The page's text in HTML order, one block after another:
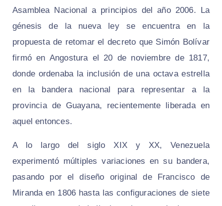
Asamblea Nacional a principios del año 2006. La
génesis de la nueva ley se encuentra en la
propuesta de retomar el decreto que Simón Bolívar
firmó en Angostura el 20 de noviembre de 1817,
donde ordenaba la inclusión de una octava estrella
en la bandera nacional para representar a la
provincia de Guayana, recientemente liberada en
aquel entonces.
A lo largo del siglo XIX y XX, Venezuela
experimentó múltiples variaciones en su bandera,
pasando por el diseño original de Francisco de
Miranda en 1806 hasta las configuraciones de siete